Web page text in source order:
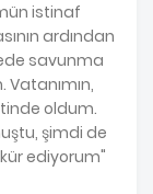
istinaf
ardından
savunma
oldum.
şimdi de
ediyorum"